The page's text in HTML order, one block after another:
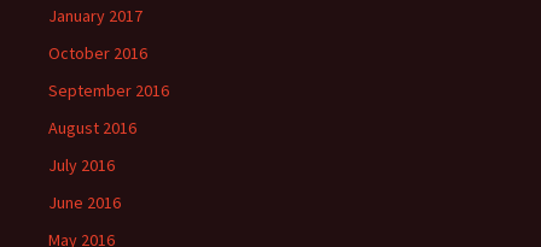
January 2017
October 2016
September 2016
August 2016
July 2016
June 2016
May 2016